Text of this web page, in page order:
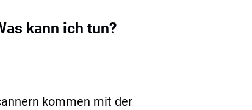
kann ich tun?
kommen mit der